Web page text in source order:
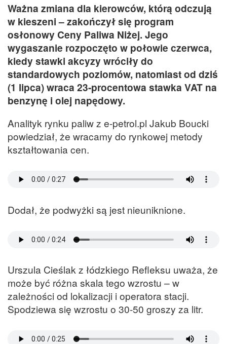
Ważna zmiana dla kierowców, którą odczują
w kieszeni – zakończył się program
osłonowy Ceny Paliwa Niżej. Jego
wygaszanie rozpoczęto w połowie czerwca,
kiedy stawki akcyzy wróciły do
standardowych poziomów, natomiast od dziś
(1 lipca) wraca 23-procentowa stawka VAT na
benzynę i olej napędowy.
Analityk rynku paliw z e-petrol.pl Jakub Boucki
powiedział, że wracamy do rynkowej metody
kształtowania cen.
Dodał, że podwyżki są jest nieuniknione.
Urszula Cieślak z łódzkiego Refleksu uważa, że
może być różna skala tego wzrostu – w
zależności od lokalizacji i operatora stacji.
Spodziewa się wzrostu o 30-50 groszy za litr.